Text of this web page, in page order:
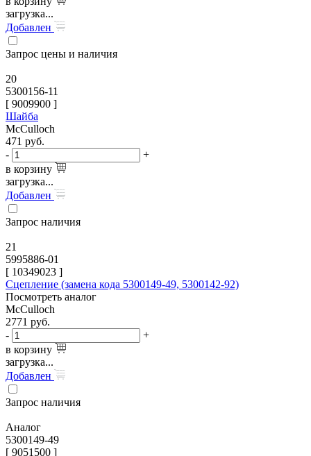
загрузка...
Добавлен
Запрос цены и наличия
20
5300156-11
[ 9009900 ]
Шайба
McCulloch
471 руб.
-
+
в корзину
загрузка...
Добавлен
Запрос наличия
21
5995886-01
[ 10349023 ]
Сцепление (замена кода 5300149-49, 5300142-92)
Посмотреть аналог
McCulloch
2771 руб.
-
+
в корзину
загрузка...
Добавлен
Запрос наличия
Аналог
5300149-49
[ 9051500 ]